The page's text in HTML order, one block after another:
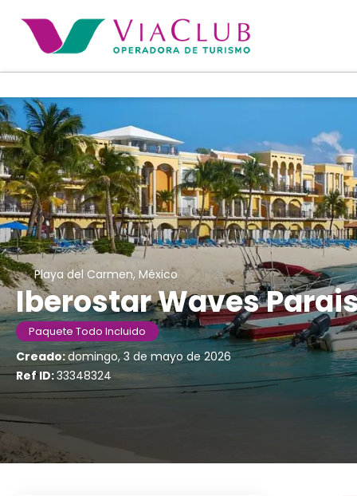
Playa del Carmen, México
Iberostar Waves
Paquete Todo Incluido
Creado:domingo, 3 de mayo de 2026
Ref ID:33348324